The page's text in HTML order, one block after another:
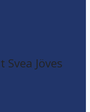
Jöves